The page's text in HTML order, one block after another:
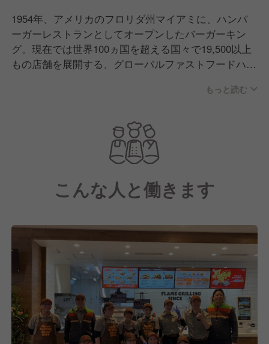
1954年、アメリカのフロリダ州マイアミに、ハンバ
ーガーレストランとしてオープンしたバーガーキン
グ。現在では世界100ヵ国を超える国々で19,500以上
もの店舗を展開する、グローバルファストフードハン
100％ビーフパティにこだわり、注文を受けてから商
ァンの心を掴んできました。日本に上陸したのは
1993年。その後2017年に現在の運営体制となり、現
在では日本国内に260以上の店舗を出店（2025年1月
時点）そのバーガーキングFC店として新規出店拡大
もっと読む
こんな人と働きます